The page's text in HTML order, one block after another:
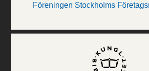
Föreningen Stockholms